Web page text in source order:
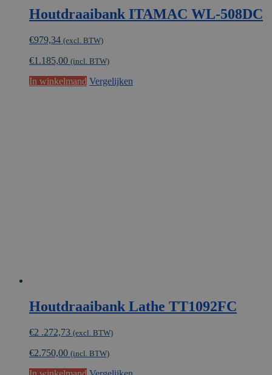
Houtdraaibank ITAMAC WL-508DC
€979,34 (excl. BTW)
€1.185,00 (incl. BTW)
In winkelmand Vergelijken
Houtdraaibank Lathe TT1092FC
€2 .272,73 (excl. BTW)
€2.750,00 (incl. BTW)